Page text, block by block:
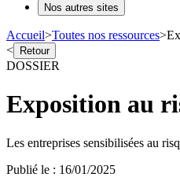
Nos autres sites
Accueil>Toutes nos ressources>
< Retour
DOSSIER
Exposition au
Les entreprises sensibilisées au
Publié le : 16/01/2025